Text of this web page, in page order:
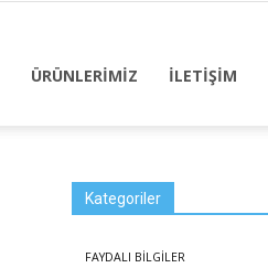
ÜRÜNLERİMİZ İLETİŞİM
Kategoriler
FAYDALI BİLGİLER